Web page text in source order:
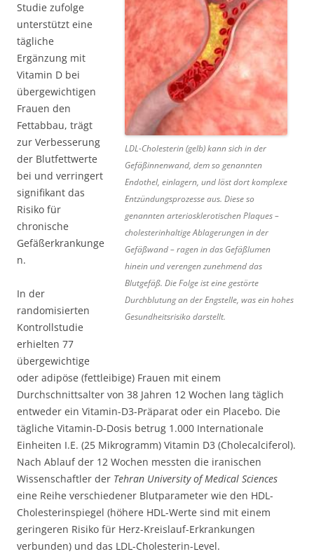
LDL-Cholesterin (gelb) kann sich in der
Gefäßinnenwand, dem so genannten
Endothel, einlagern, und löst dort komplexe
Entzündungsprozesse aus. Diese so
genannten arteriosklerotischen Plaques –
cholesterinhaltige Ablagerungen in der
Gefäßwand – ragen in das Gefäßlumen
hinein und verengen zunehmend das
Blutgefäß. Die Folge ist eine gestörte
Durchblutung an der Engstelle, was ein hohes
Gesundheitsrisiko darstellt.
Studie zufolge
unterstützt eine
tägliche
Ergänzung mit
Vitamin D bei
übergewichtigen
Frauen den
Fettabbau, trägt
zur Verbesserung
der Blutfettwerte
bei und verringert
signifikant das
Risiko für
chronische
Gefäßerkrankunge
n.
In der
randomisierten
Kontrollstudie
erhielten 77
übergewichtige
oder adipöse (fettleibige) Frauen mit einem
Durchschnittsalter von 38 Jahren 12 Wochen lang täglich
entweder ein Vitamin-D3-Präparat oder ein Placebo. Die
tägliche Vitamin-D-Dosis betrug 1.000 Internationale
Einheiten I.E. (25 Mikrogramm) Vitamin D3 (Cholecalciferol).
Nach Ablauf der 12 Wochen messten die iranischen
Wissenschaftler der Tehran University of Medical Sciences
eine Reihe verschiedener Blutparameter wie den HDL-
Cholesterinspiegel (höhere HDL-Werte sind mit einem
geringeren Risiko für Herz-Kreislauf-Erkrankungen
verbunden) und das LDL-Cholesterin-Level.